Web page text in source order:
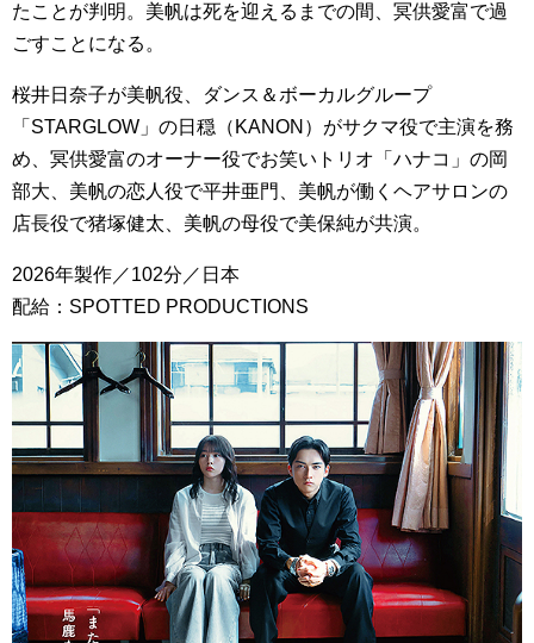
たことが判明。美帆は死を迎えるまでの間、冥供愛富で過
ごすことになる。
桜井日奈子が美帆役、ダンス＆ボーカルグループ
「STARGLOW」の日穏（KANON）がサクマ役で主演を務
め、冥供愛富のオーナー役でお笑いトリオ「ハナコ」の岡
部大、美帆の恋人役で平井亜門、美帆が働くヘアサロンの
店長役で猪塚健太、美帆の母役で美保純が共演。
2026年製作／102分／日本
配給：SPOTTED PRODUCTIONS